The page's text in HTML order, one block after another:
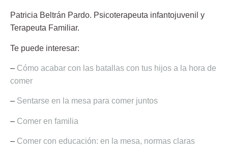
Patricia Beltrán Pardo. Psicoterapeuta infantojuvenil y
Terapeuta Familiar.
Te puede interesar:
– Cómo acabar con las batallas con tus hijos a la hora de
comer
– Sentarse en la mesa para comer juntos
– Comer en familia
– Comer con educación: en la mesa, normas claras